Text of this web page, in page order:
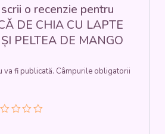
o recenzie pentru
DE CHIA CU LAPTE
PELTEA DE MANGO
va fi publicată. Câmpurile obligatorii